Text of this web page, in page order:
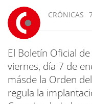
CRÓNICAS
El Boletín Oficial
viernes, día 7 de
másde la Orden
regula la